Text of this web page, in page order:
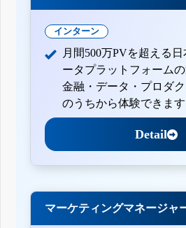
インターン
月間500万PVを超える
ータプラットフォームの
金融・データ・プロダ
のうちから体験できます
Detail
マーケティングマネージャ